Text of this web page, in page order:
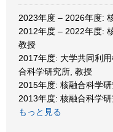
2023年度 – 2026年度:
2012年度 – 2022年度:
教授
2017年度: 大学共同利
合科学研究所, 教授
2015年度: 核融合科学
2013年度: 核融合科学
もっと見る